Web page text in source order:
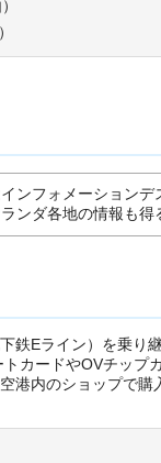
ンフォメーション
ンダ各地の情報も得
鉄Eライン）を乗り
カードやOVチップ
港内のショップで購